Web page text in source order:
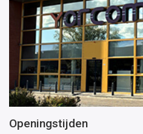
Openingstijden